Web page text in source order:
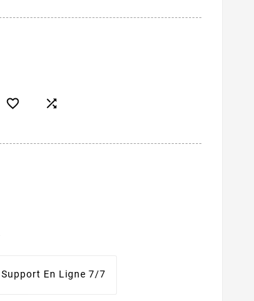
 
Support En Ligne 7/7